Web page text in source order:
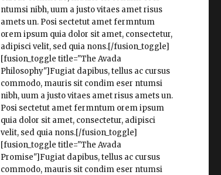
ntumsi nibh, uum a justo vitaes amet risus
amets un. Posi sectetut amet fermntum
orem ipsum quia dolor sit amet, consectetur,
adipisci velit, sed quia nons.[/fusion_toggle]
[fusion_toggle title="The Avada
Philosophy"]Fugiat dapibus, tellus ac cursus
commodo, mauris sit condim eser ntumsi
nibh, uum a justo vitaes amet risus amets un.
Posi sectetut amet fermntum orem ipsum
quia dolor sit amet, consectetur, adipisci
velit, sed quia nons.[/fusion_toggle]
[fusion_toggle title="The Avada
Promise"]Fugiat dapibus, tellus ac cursus
commodo, mauris sit condim eser ntumsi